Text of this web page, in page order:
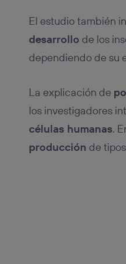
El estudio también
desarrollo de los
dependiendo de su
La explicación de
los investigadores
células humanas.
producción de